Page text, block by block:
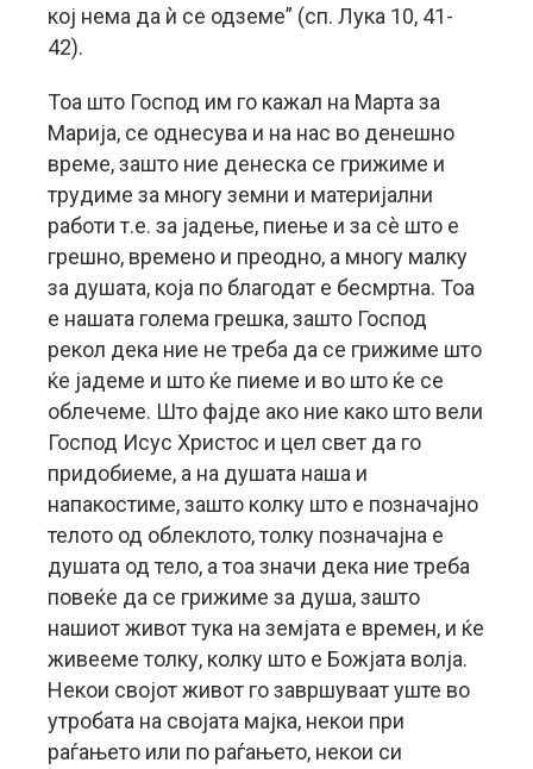
кој нема да ѝ се одземе” (сп. Лука 10, 41-
42).
Тоа што Господ им го кажал на Марта за
Марија, се однесува и на нас во денешно
време, зашто ние денеска се грижиме и
трудиме за многу земни и материјални
работи т.е. за јадење, пиење и за сè што е
грешно, времено и преодно, а многу малку
за душата, која по благодат е бесмртна. Тоа
е нашата голема грешка, зашто Господ
рекол дека ние не треба да се грижиме што
ќе јадеме и што ќе пиеме и во што ќе се
облечеме. Што фајде ако ние како што вели
Господ Исус Христос и цел свет да го
придобиеме, а на душата наша и
напакостиме, зашто колку што е позначајно
телото од облеклото, толку позначајна е
душата од тело, а тоа значи дека ние треба
повеќе да се грижиме за душа, зашто
нашиот живот тука на земјата е времен, и ќе
живееме толку, колку што е Божјата волја.
Некои својот живот го завршуваат уште во
утробата на својата мајка, некои при
раѓањето или по раѓањето, некои си